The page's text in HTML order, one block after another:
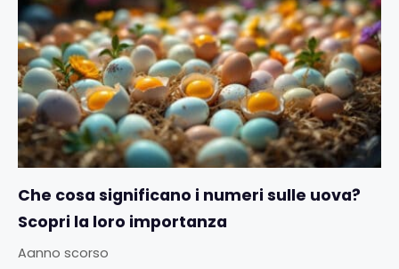
Che cosa significano i numeri sulle uova?
Scopri la loro importanza
Aanno scorso